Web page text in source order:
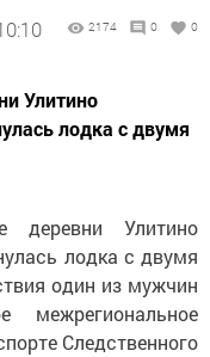
2174 0 0
Улитино
лодка с двумя
деревни Улитино
лодка с двумя
один из мужчин
межрегиональное
Следственного